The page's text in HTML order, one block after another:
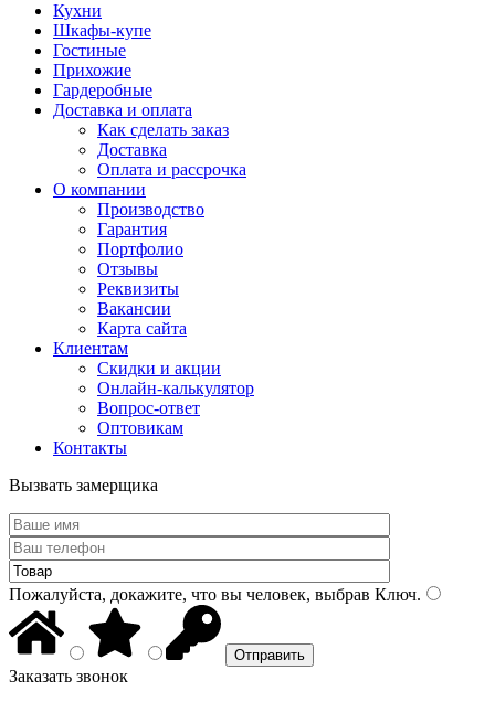
Кухни
Шкафы-купе
Гостиные
Прихожие
Гардеробные
Доставка и оплата
Как сделать заказ
Доставка
Оплата и рассрочка
О компании
Производство
Гарантия
Портфолио
Отзывы
Реквизиты
Вакансии
Карта сайта
Клиентам
Скидки и акции
Онлайн-калькулятор
Вопрос-ответ
Оптовикам
Контакты
Вызвать замерщика
Пожалуйста, докажите, что вы человек, выбрав Ключ.
Заказать звонок